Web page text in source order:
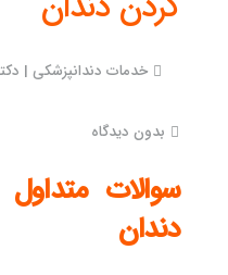
خدمات دندانپزشکی |
بدون دیدگاه
سوالات
دندان